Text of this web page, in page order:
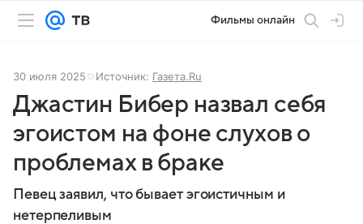
Фильмы онлайн
30 июля 2025 Источник: Газета.Ru
Джастин Бибер назвал себя
эгоистом на фоне слухов о
проблемах в браке
Певец заявил, что бывает эгоистичным и
нетерпеливым